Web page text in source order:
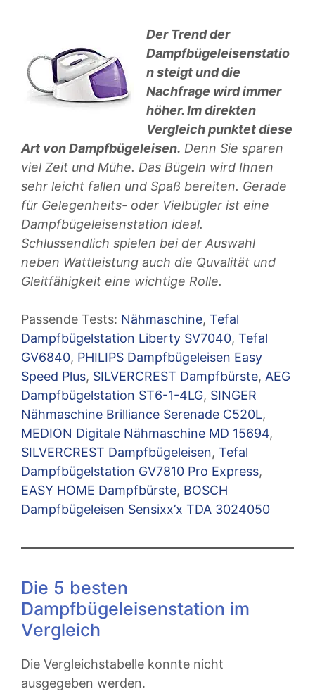
Der Trend der
Dampfbügeleisenstatio
n steigt und die
Nachfrage wird immer
höher. Im direkten
Vergleich punktet diese
Art von Dampfbügeleisen. Denn Sie sparen
viel Zeit und Mühe. Das Bügeln wird Ihnen
sehr leicht fallen und Spaß bereiten. Gerade
für Gelegenheits- oder Vielbügler ist eine
Dampfbügeleisenstation ideal.
Schlussendlich spielen bei der Auswahl
neben Wattleistung auch die Quvalität und
Gleitfähigkeit eine wichtige Rolle.
Passende Tests: Nähmaschine, Tefal
Dampfbügelstation Liberty SV7040, Tefal
GV6840, PHILIPS Dampfbügeleisen Easy
Speed Plus, SILVERCREST Dampfbürste, AEG
Dampfbügelstation ST6-1-4LG, SINGER
Nähmaschine Brilliance Serenade C520L,
MEDION Digitale Nähmaschine MD 15694,
SILVERCREST Dampfbügeleisen, Tefal
Dampfbügelstation GV7810 Pro Express,
EASY HOME Dampfbürste, BOSCH
Dampfbügeleisen Sensixx’x TDA 3024050
Die 5 besten
Dampfbügeleisenstation im
Vergleich
Die Vergleichstabelle konnte nicht
ausgegeben werden.